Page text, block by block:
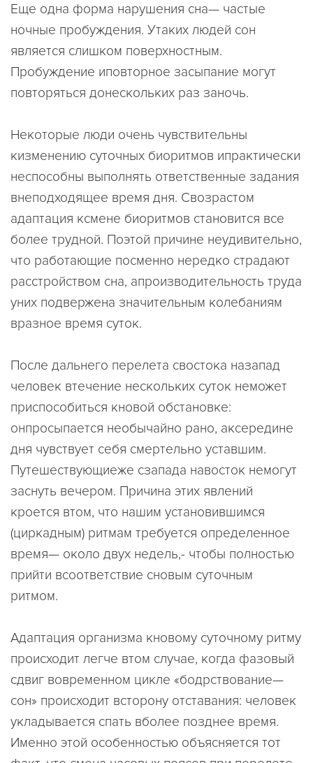
Еще одна форма нарушения сна— частые
ночные пробуждения. Утаких людей сон
является слишком поверхностным.
Пробуждение иповторное засыпание могут
повторяться донескольких раз заночь.
Некоторые люди очень чувствительны
кизменению суточных биоритмов ипрактически
неспособны выполнять ответственные задания
внеподходящее время дня. Свозрастом
адаптация ксмене биоритмов становится все
более трудной. Поэтой причине неудивительно,
что работающие посменно нередко страдают
расстройством сна, апроизводительность труда
уних подвержена значительным колебаниям
вразное время суток.
После дальнего перелета свостока назапад
человек втечение нескольких суток неможет
приспособиться кновой обстановке:
онпросыпается необычайно рано, аксередине
дня чувствует себя смертельно уставшим.
Путешествующиеже сзапада навосток немогут
заснуть вечером. Причина этих явлений
кроется втом, что нашим установившимся
(циркадным) ритмам требуется определенное
время— около двух недель,- чтобы полностью
прийти всоответствие сновым суточным
ритмом.
Адаптация организма кновому суточному ритму
происходит легче втом случае, когда фазовый
сдвиг вовременном цикле «бодрствование—
сон» происходит всторону отставания: человек
укладывается спать вболее позднее время.
Именно этой особенностью объясняется тот